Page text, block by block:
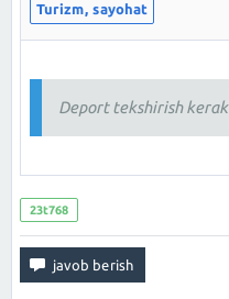
Turizm, sayohat
Deport tekshirish kerak
23t768